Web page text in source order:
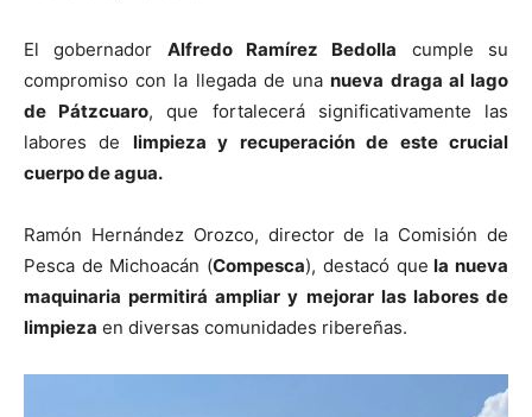
El gobernador Alfredo Ramírez Bedolla cumple su
compromiso con la llegada de unanueva draga al lago
de Pátzcuaro, que fortalecerá significativamente las
labores de limpieza y recuperación de este crucial
cuerpo de agua.
Ramón Hernández Orozco, director de la Comisión de
Pesca de Michoacán (Compesca), destacó que la nueva
maquinaria permitirá ampliar y mejorar las labores de
limpieza en diversas comunidades ribereñas.